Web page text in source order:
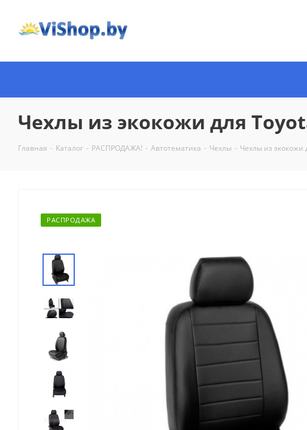
Чехлы из экокожи для
Главная - Каталог - РАСПРОДАЖА! - Автотематика - Чехлы - Чехлы из экокожи
РАСПРОДАЖА